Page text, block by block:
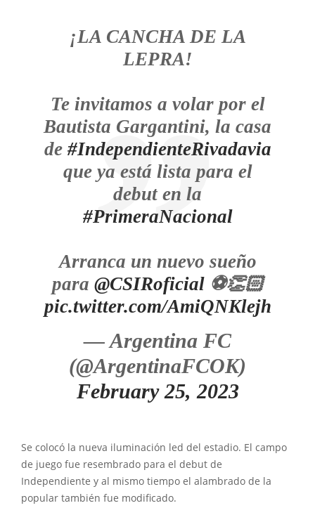
¡LA CANCHA DE LA
LEPRA!
Te invitamos a volar por el
Bautista Gargantini, la casa
de #IndependienteRivadavia
que ya está lista para el
debut en la
#PrimeraNacional
Arranca un nuevo sueño
para @CSIRoficial⚽️👏🏻
pic.twitter.com/AmiQNKlejh
— Argentina FC
(@ArgentinaFCOK)
February 25, 2023
Se colocó la nueva iluminación led del estadio. El campo
de juego fue resembrado para el debut de
Independiente y al mismo tiempo el alambrado de la
popular también fue modificado.